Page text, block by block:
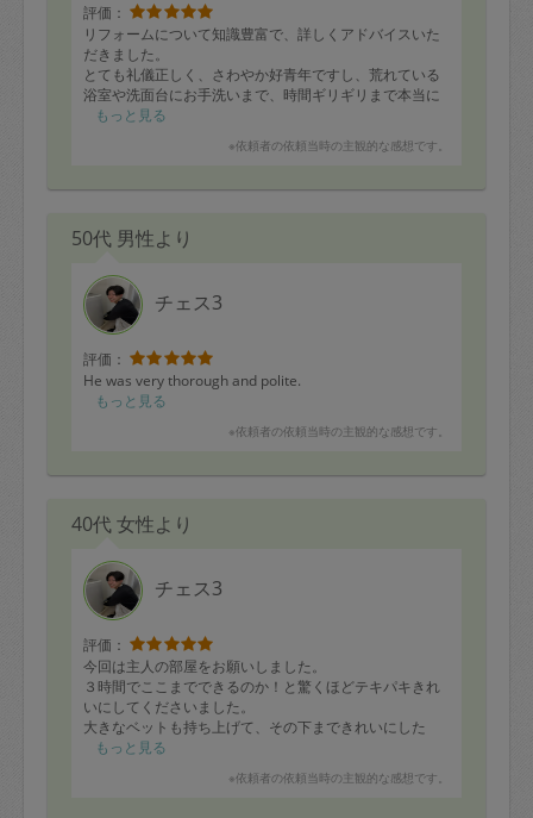
評価：
リフォームについて知識豊富で、詳しくアドバイスいた
だきました。
とても礼儀正しく、さわやか好青年ですし、荒れている
浴室や洗面台にお手洗いまで、時間ギリギリまで本当に
ありがとうございました。
もっと見る
※依頼者の依頼当時の主観的な感想です。
50代 男性より
チェス3
評価：
He was very thorough and polite.
もっと見る
※依頼者の依頼当時の主観的な感想です。
40代 女性より
チェス3
評価：
今回は主人の部屋をお願いしました。
３時間でここまでできるのか！と驚くほどテキパキきれ
いにしてくださいました。
大きなベットも持ち上げて、その下まできれいにした
り、色々小物がたまった箇所も
終わらなかったけど、プロはすごいな」
もっと見る
※依頼者の依頼当時の主観的な感想です。